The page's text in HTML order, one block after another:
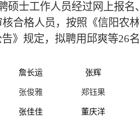
硕士工作人员经过网上报
合格人员，按照《信阳农
》规定，拟聘用邱爽等26
詹长运 张辉
张俊雅 郑钰果
张佳佳 董庆洋